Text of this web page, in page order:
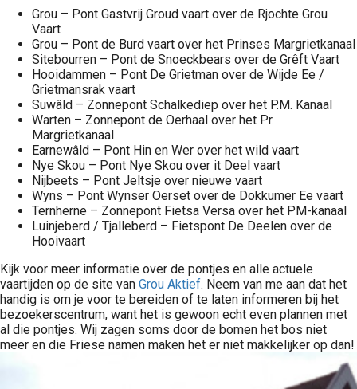
Grou – Pont Gastvrij Groud vaart over de Rjochte Grou
Vaart
Grou – Pont de Burd vaart over het Prinses Margrietkanaal
Sitebourren – Pont de Snoeckbears over de Grêft Vaart
Hooidammen – Pont De Grietman over de Wijde Ee /
Grietmansrak vaart
Suwâld – Zonnepont Schalkediep over het P.M. Kanaal
Warten – Zonnepont de Oerhaal over het Pr.
Margrietkanaal
Earnewâld – Pont Hin en Wer over het wild vaart
Nye Skou – Pont Nye Skou over it Deel vaart
Nijbeets – Pont Jeltsje over nieuwe vaart
Wyns – Pont Wynser Oerset over de Dokkumer Ee vaart
Ternherne – Zonnepont Fietsa Versa over het PM-kanaal
Luinjeberd / Tjalleberd – Fietspont De Deelen over de
Hooivaart
Kijk voor meer informatie over de pontjes en alle actuele
vaartijden op de site van Grou Aktief. Neem van me aan dat het
handig is om je voor te bereiden of te laten informeren bij het
bezoekerscentrum, want het is gewoon echt even plannen met
al die pontjes. Wij zagen soms door de bomen het bos niet
meer en die Friese namen maken het er niet makkelijker op dan!